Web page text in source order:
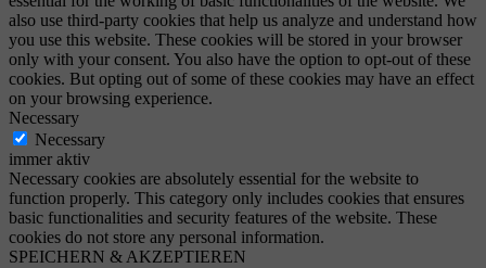
also use third-party cookies that help us analyze and understand how
you use this website. These cookies will be stored in your browser
only with your consent. You also have the option to opt-out of these
cookies. But opting out of some of these cookies may have an effect
on your browsing experience.
Necessary
Necessary
immer aktiv
Necessary cookies are absolutely essential for the website to
function properly. This category only includes cookies that ensures
basic functionalities and security features of the website. These
cookies do not store any personal information.
SPEICHERN & AKZEPTIEREN